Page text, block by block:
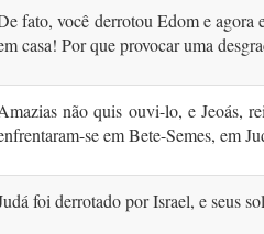
fato, você derrotou Edom e agora
casa! Por que provocar uma
não quis ouvi-lo, e Jeoás,
se em Bete-Semes, em
foi derrotado por Israel, e seus